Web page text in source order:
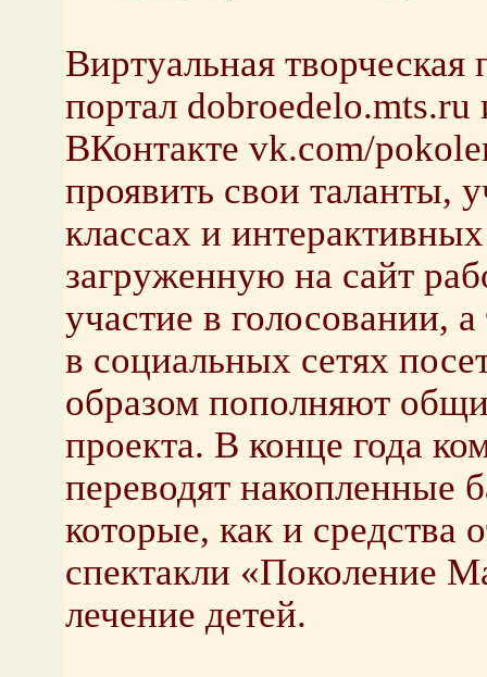
Виртуальная
портал dobroedelo.mts.ru
ВКонтакте vk.com/
проявить свои таланты,
классах и
загруженную на сайт
участие в голосовании,
в социальных сетях
образом пополняют
проекта. В конце года
переводят накопленные
которые, как и средства
спектакли «Поколение
лечение детей.